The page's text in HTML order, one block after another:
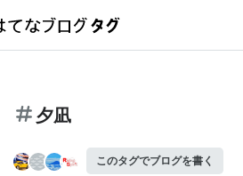
夕凪
このタグでブログを書く